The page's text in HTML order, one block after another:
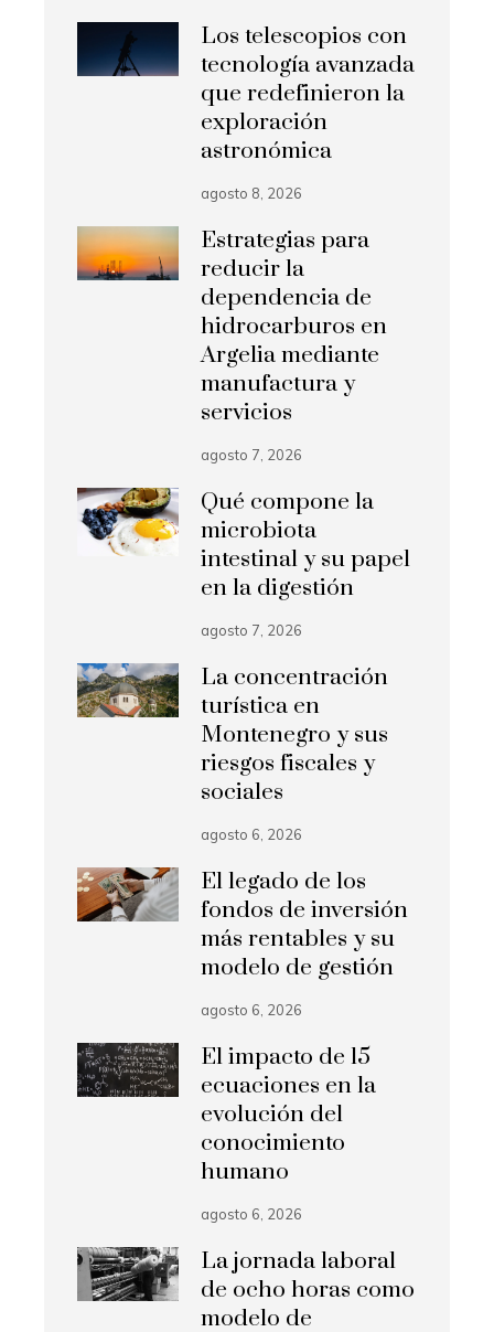
Los telescopios con
tecnología avanzada
que redefinieron la
exploración
astronómica
agosto 8, 2026
Estrategias para
reducir la
dependencia de
hidrocarburos en
Argelia mediante
manufactura y
servicios
agosto 7, 2026
Qué compone la
microbiota
intestinal y su papel
en la digestión
agosto 7, 2026
La concentración
turística en
Montenegro y sus
riesgos fiscales y
sociales
agosto 6, 2026
El legado de los
fondos de inversión
más rentables y su
modelo de gestión
agosto 6, 2026
El impacto de 15
ecuaciones en la
evolución del
conocimiento
humano
agosto 6, 2026
La jornada laboral
de ocho horas como
modelo de